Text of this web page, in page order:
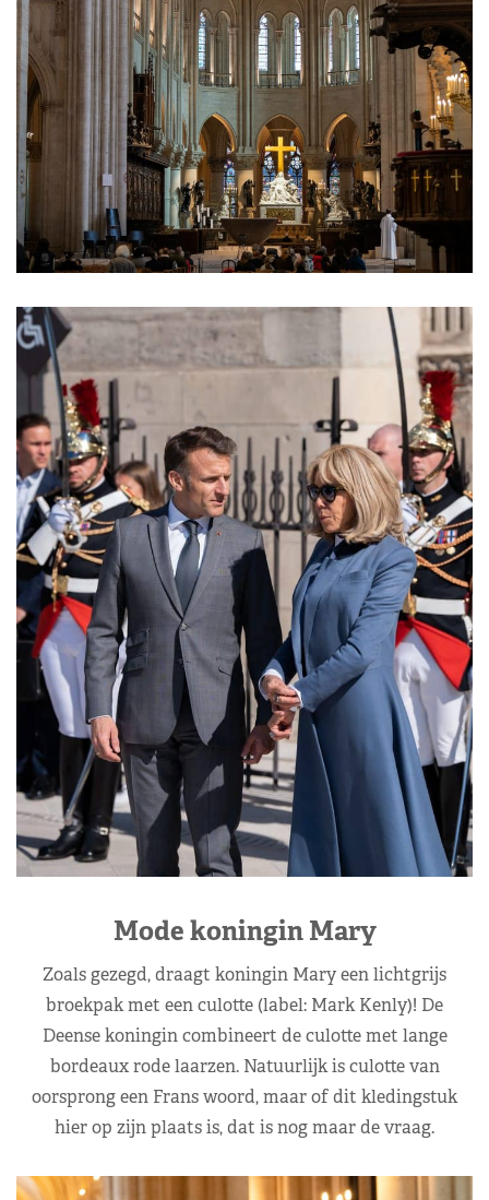
Mode koningin Mary
Zoals gezegd, draagt koningin Mary een lichtgrijs
broekpak met een culotte (label: Mark Kenly)! De
Deense koningin combineert de culotte met lange
bordeaux rode laarzen. Natuurlijk is culotte van
oorsprong een Frans woord, maar of dit kledingstuk
hier op zijn plaats is, dat is nog maar de vraag.